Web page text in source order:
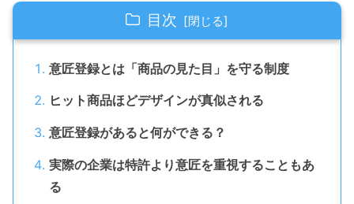
目次
意匠登録とは「商品の見た目」を守る制度
ヒット商品ほどデザインが真似される
意匠登録があると何ができる？
実際の企業は特許より意匠を重視することもあ
る